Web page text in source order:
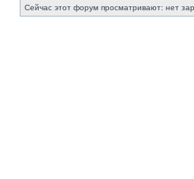
Сейчас этот форум просматривают: нет